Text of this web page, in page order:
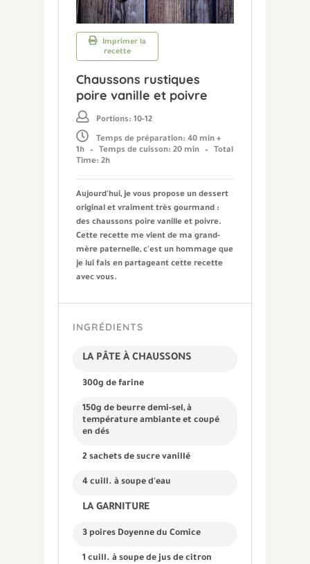
Imprimer la
recette
Chaussons rustiques
poire vanille et poivre
Portions: 10-12
Temps de préparation: 40 min +
1h
– Temps de cuisson: 20 min –
Total
Time: 2h
Aujourd'hui, je vous propose un dessert
original et vraiment très gourmand :
des chaussons poire vanille et poivre.
Cette recette me vient de ma grand-
mère paternelle, c'est un hommage que
je lui fais en partageant cette recette
avec vous.
INGRÉDIENTS
LA PÂTE À CHAUSSONS
300g de farine
150g de beurre demi-sel, à
température ambiante et coupé
en dés
2 sachets de sucre vanillé
4 cuill. à soupe d'eau
LA GARNITURE
3 poires Doyenne du Comice
1 cuill. à soupe de jus de citron